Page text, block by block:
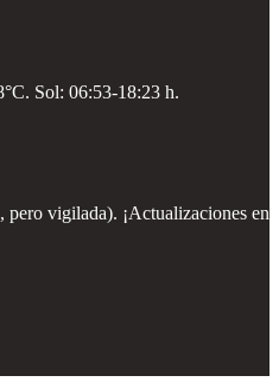
Sol: 06:53-18:23 h.
vigilada). ¡Actualizaciones en